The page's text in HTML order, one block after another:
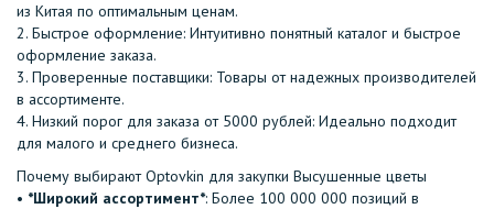
из Китая по оптимальным ценам.
2.⁠ ⁠Быстрое оформление: Интуитивно понятный каталог и быстрое
оформление заказа.
3.⁠ ⁠Проверенные поставщики: Товары от надежных производителей
в ассортименте.
4.⁠ ⁠Низкий порог для заказа от 5000 рублей: Идеально подходит
для малого и среднего бизнеса.
Почему выбирают Optovkin для закупки Высушенные цветы
•⁠ ⁠ *Широкий ассортимент*: Более 100 000 000 позиций в